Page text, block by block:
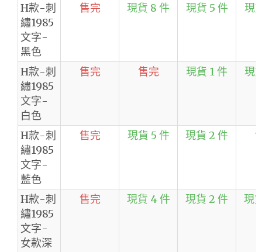
H款-刺
繡1985
文字-
黑色
售完 現貨 8 件 現貨 5 件 現
H款-刺
繡1985
文字-
白色
售完 售完 現貨 1 件 現
H款-刺
繡1985
文字-
藍色
售完 現貨 5 件 現貨 2 件
H款-刺
繡1985
文字-
女款深
售完 現貨 4 件 現貨 2 件 現